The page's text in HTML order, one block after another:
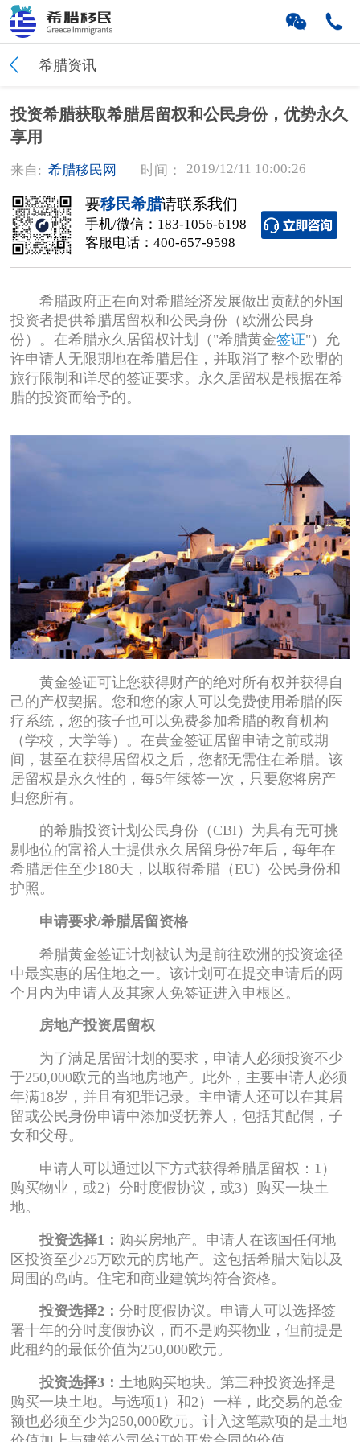
希腊资讯
投资希腊获取希腊居留权和公民身份，优势永久
享用
来自: 希腊移民网 时间： 2019/12/11 10:00:26
要移民希腊请联系我们
手机/微信： 183-1056-6198
客服电话： 400-657-9598
希腊政府正在向对希腊经济发展做出贡献的外国
投资者提供希腊居留权和公民身份（欧洲公民身
份）。在希腊永久居留权计划（"希腊黄金签证"）允
许申请人无限期地在希腊居住，并取消了整个欧盟的
旅行限制和详尽的签证要求。永久居留权是根据在希
腊的投资而给予的。
黄金签证可让您获得财产的绝对所有权并获得自
己的产权契据。您和您的家人可以免费使用希腊的医
疗系统，您的孩子也可以免费参加希腊的教育机构
（学校，大学等）。在黄金签证居留申请之前或期
间，甚至在获得居留权之后，您都无需住在希腊。该
居留权是永久性的，每5年续签一次，只要您将房产
归您所有。
的希腊投资计划公民身份（CBI）为具有无可挑
剔地位的富裕人士提供永久居留身份7年后，每年在
希腊居住至少180天，以取得希腊（EU）公民身份和
护照。
申请要求/希腊居留资格
希腊黄金签证计划被认为是前往欧洲的投资途径
中最实惠的居住地之一。该计划可在提交申请后的两
个月内为申请人及其家人免签证进入申根区。
房地产投资居留权
为了满足居留计划的要求，申请人必须投资不少
于250,000欧元的当地房地产。此外，主要申请人必须
年满18岁，并且有犯罪记录。主申请人还可以在其居
留或公民身份申请中添加受抚养人，包括其配偶，子
女和父母。
申请人可以通过以下方式获得希腊居留权：1）
购买物业，或2）分时度假协议，或3）购买一块土
地。
投资选择1： 购买房地产。申请人在该国任何地
区投资至少25万欧元的房地产。这包括希腊大陆以及
周围的岛屿。住宅和商业建筑均符合资格。
投资选择2：分时度假协议。申请人可以选择签
署十年的分时度假协议，而不是购买物业，但前提是
此租约的最低价值为250,000欧元。
投资选择3： 土地购买地块。第三种投资选择是
购买一块土地。与选项1）和2）一样，此交易的总金
额也必须至少为250,000欧元。计入这笔款项的是土地